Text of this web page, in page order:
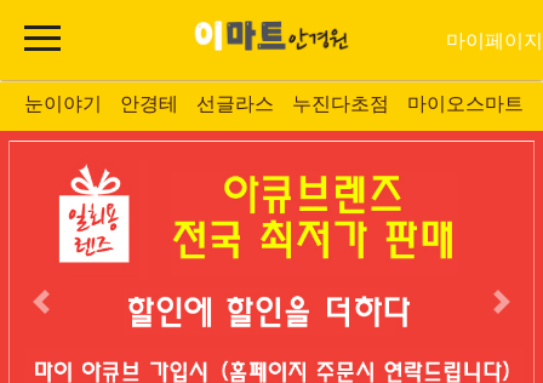
마이페이지
눈이야기 안경테 선글라스 누진다초점 마이오스마트